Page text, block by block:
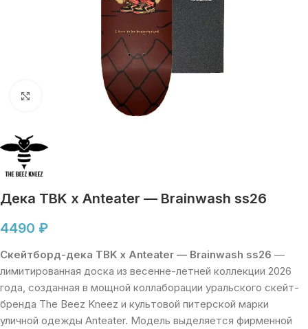
Дека TBK x Anteater — Brainwash ss26
4490 ₽
Скейтборд-дека TBK x Anteater — Brainwash ss26 —
лимитированная доска из весенне-летней коллекции 2026
года, созданная в мощной коллаборации уральского скейт-
бренда The Beez Kneez и культовой питерской марки
уличной одежды Anteater. Модель выделяется фирменной